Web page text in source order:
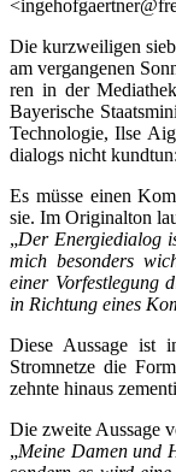
Die kurz­wei­li­gen
am ver­gan­ge­nen
ren in der
Baye­ri­sche
Tech­no­lo­gie, Ilse
dia­logs nicht kundtun:
Es müs­se einen
sie. Im Ori­gi­nal­ton
„Der Ener­gie­dia­log
mich beson­ders
einer Vor­fest­le­gung
in Rich­tung eines
Die­se Aus­sa­ge ist
Strom­net­ze die
zehn­te hin­aus
Die zwei­te Aus­sa­ge
„Mei­ne Damen und